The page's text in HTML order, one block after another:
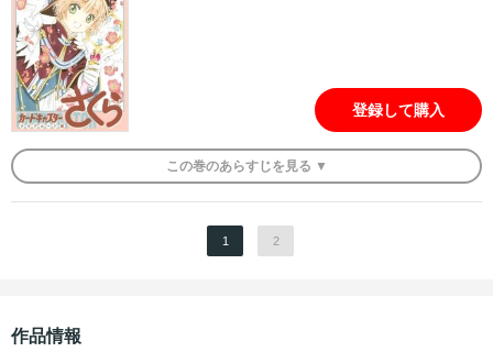
登録して購入
この巻のあらすじを 見る ▼
1 2
作品情報